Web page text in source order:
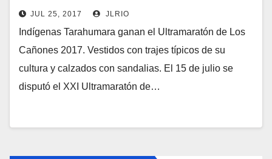
JUL 25, 2017 JLRIO
Indígenas Tarahumara ganan el Ultramaratón de Los
Cañones 2017. Vestidos con trajes típicos de su
cultura y calzados con sandalias. El 15 de julio se
disputó el XXI Ultramaratón de…